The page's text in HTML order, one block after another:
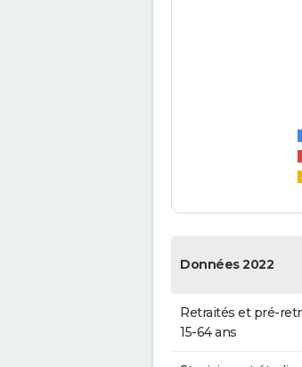
Données 2022
Retraités et pré-
15-64 ans